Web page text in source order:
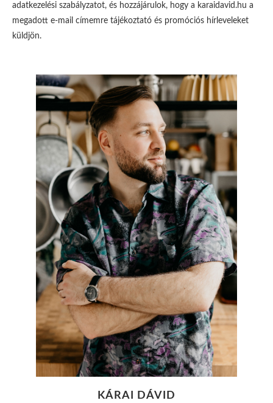
adatkezelési szabályzatot, és hozzájárulok, hogy a karaidavid.hu a
megadott e-mail címemre tájékoztató és promóciós hírleveleket
küldjön.
KÁRAI DÁVID